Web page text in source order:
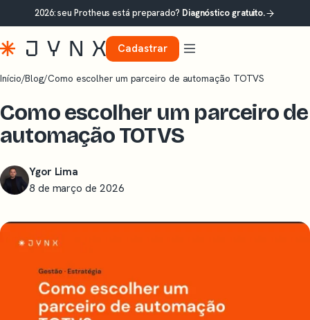
2026: seu Protheus está preparado? Diagnóstico gratuito.
Cadastrar
Início/Blog/Como escolher um parceiro de automação TOTVS
Como escolher um parceiro de
automação TOTVS
Ygor Lima
8 de março de 2026